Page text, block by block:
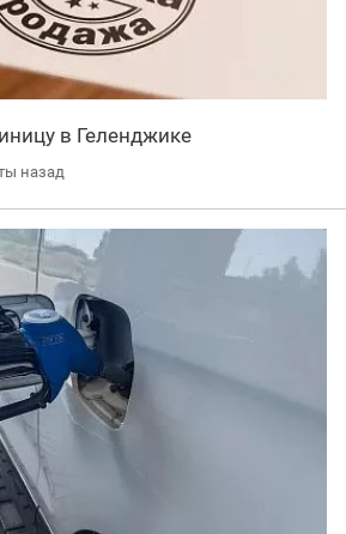
в Геленджике
назад